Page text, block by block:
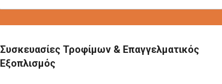
Συσκευασίες Τροφίμων & Επαγγελματικός
Εξοπλισμός